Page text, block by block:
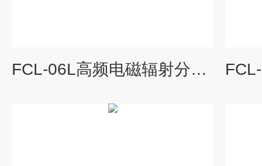
FCL-06L高频电磁辐射分析仪100kHz-6.5GHz